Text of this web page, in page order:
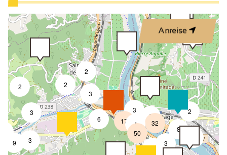
Anreise
2
2
8
2
3
3
9
2
3
6
3
4
17
2
8
3
50
32